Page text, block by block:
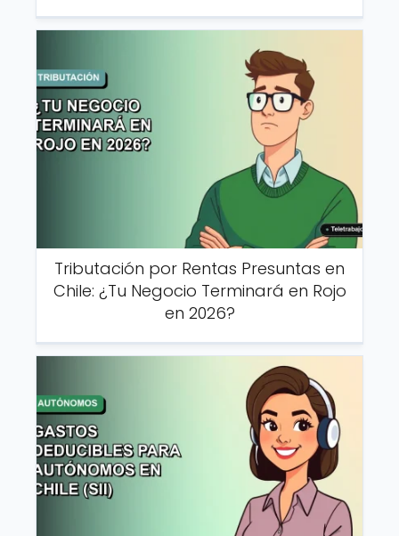
Tributación por Rentas Presuntas en
Chile: ¿Tu Negocio Terminará en Rojo
en 2026?